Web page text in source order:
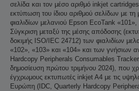
σελίδα και τον μέσο αριθμό inkjet
εκτύπωση του ίδιου αριθμού σελίδων με
φιαλιδίων μελανιού Epson EcoTank
Σύγκριση μεταξύ της μέσης απόδοσης
δοκιμής ISO/IEC 24712) των φιαλιδίων
«102», «103» και «104» και των γνήσιων
Hardcopy Peripherals Consumables
δημοσίευση πρώτου τριμήνου 2024), που
έγχρωμους εκτυπωτές inkjet A4 με τις
Ευρώπη (IDC, Quarterly Hardcopy